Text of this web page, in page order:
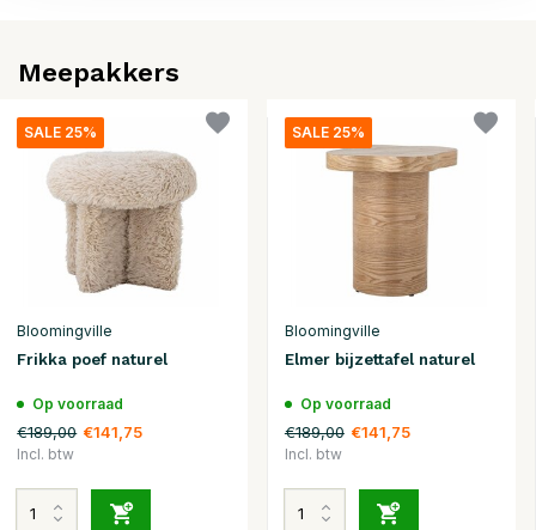
Meepakkers
SALE 25%
Bloomingville
Frikka poef naturel
Op voorraad
€189,00 €141,75
Incl. btw
SALE 25%
Bloomingville
Elmer bijzettafel naturel
Op voorraad
€189,00 €141,75
Incl. btw